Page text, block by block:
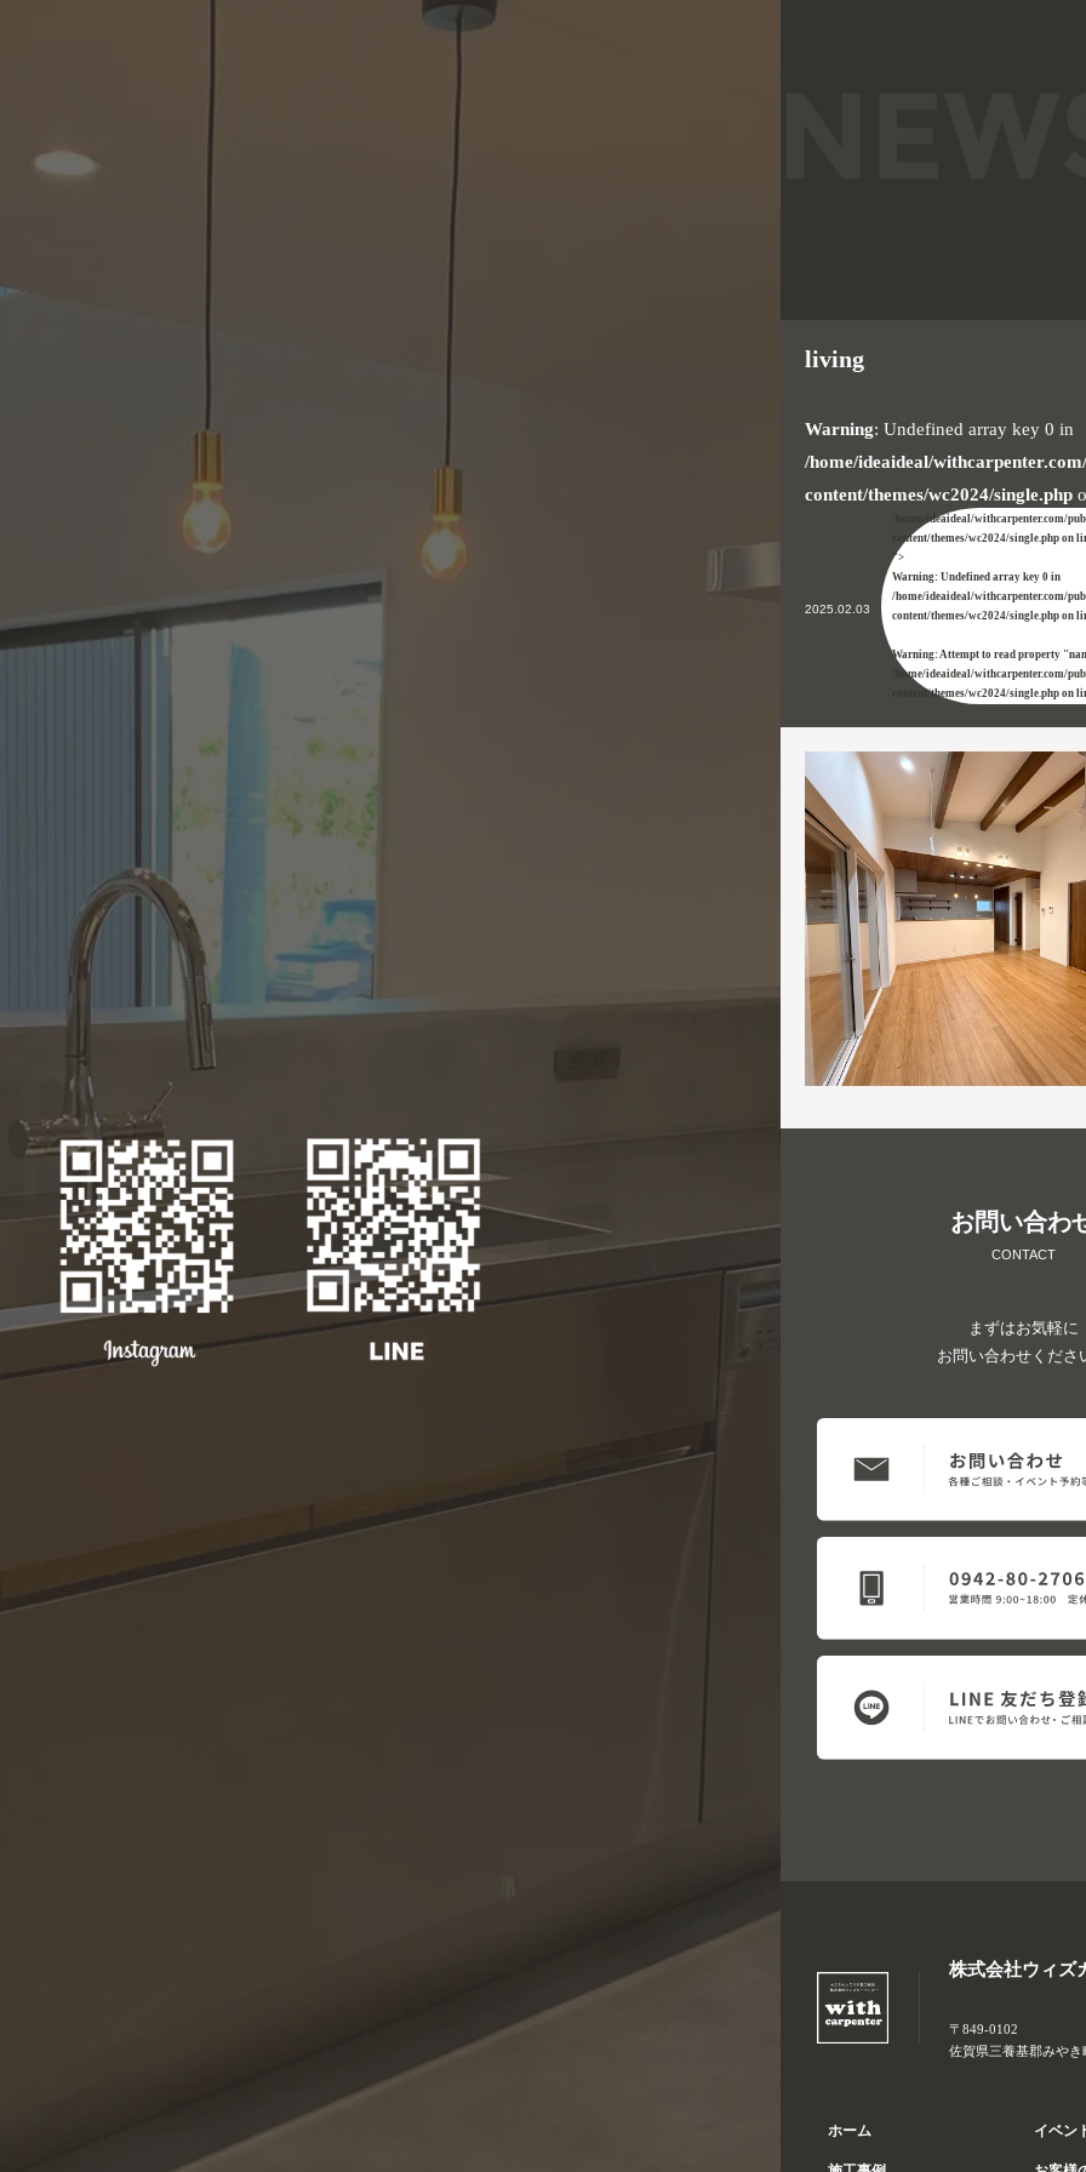
living
Warning: Undefined array key 0 in
/home/ideaideal/
content/themes/wc2024/single.php
2025.02.03
/home/ideaideal/withcarpenter.com/
content/themes/wc2024/single.php on
">
Warning: Undefined array key 0 in
/home/ideaideal/withcarpenter.com/
content/themes/wc2024/single.php on
Warning: Attempt to read property
/home/ideaideal/withcarpenter.com/
content/themes/wc2024/single.php on
お問い合わ
CONTACT
まずはお気軽に
お問い合わせくださ
株式会社ウィズ
〒849-0102
佐賀県三養基郡みや
ホーム イベン